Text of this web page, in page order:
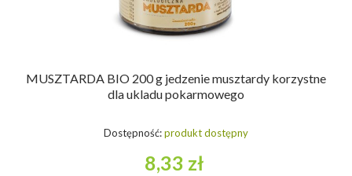
MUSZTARDA BIO 200 g jedzenie musztardy korzystne
dla ukladu pokarmowego
Dostępność:produkt dostępny
8,33 zł